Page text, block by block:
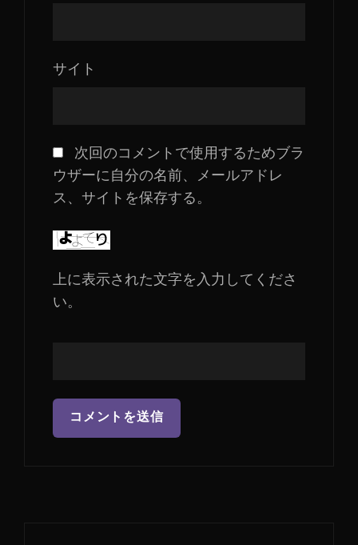
サイト
次回のコメントで使用するためブラ
ウザーに自分の名前、メールアドレ
ス、サイトを保存する。
上に表示された文字を入力してくださ
い。